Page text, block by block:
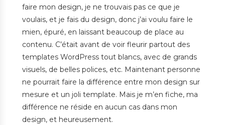
faire mon design, je ne trouvais pas ce que je
voulais, et je fais du design, donc j’ai voulu faire le
mien, épuré, en laissant beaucoup de place au
contenu. C’était avant de voir fleurir partout des
templates WordPress tout blancs, avec de grands
visuels, de belles polices, etc. Maintenant personne
ne pourrait faire la différence entre mon design sur
mesure et un joli template. Mais je m’en fiche, ma
différence ne réside en aucun cas dans mon
design, et heureusement.